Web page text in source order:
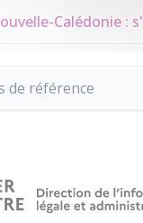
Calédonie :
de référence